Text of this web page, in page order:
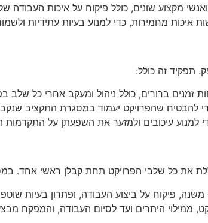
מקצוע שונים, כולל פיקוח על איכות
איכות מחמירות, כדי למנוע בעיות עתידיות
תפקיד זה כולל:
זמנים ברורים, כולל ניהול ומעקב אחרי כל שלב
להבטיח שהפרויקט יעמוד במסגרת התקציב
למנוע עיכובים ולמזער את השפעתן על התקדמות
את כל שלבי הפרויקט תחת קבלן ראשי אחד.
משנה, פיקוח על ביצוע העבודה, ופתרון בעיות
ממילוי היתרים ועד לסיום העבודה, והמפקח